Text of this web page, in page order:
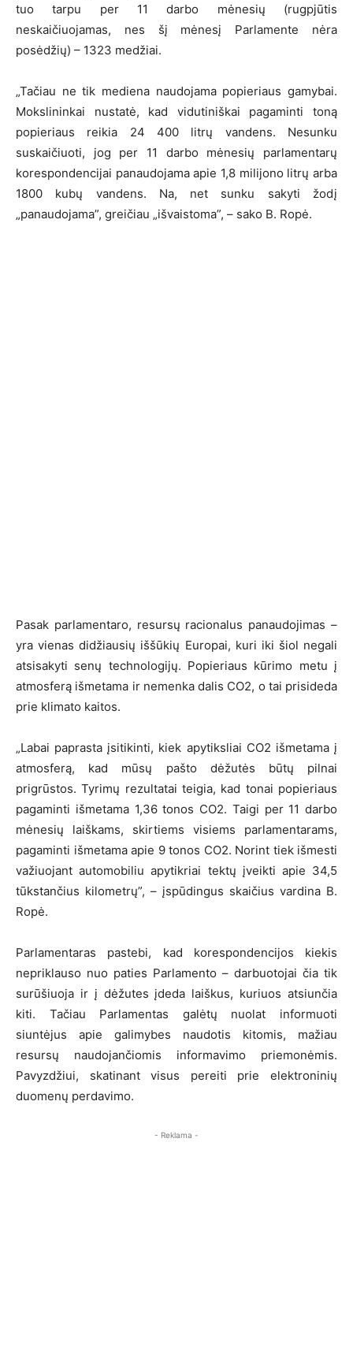
tuo tarpu per 11 darbo mėnesių (rugpjūtis
neskaičiuojamas, nes šį mėnesį Parlamente nėra
posėdžių) – 1323 medžiai.
„Tačiau ne tik mediena naudojama popieriaus gamybai.
Mokslininkai nustatė, kad vidutiniškai pagaminti toną
popieriaus reikia 24 400 litrų vandens. Nesunku
suskaičiuoti, jog per 11 darbo mėnesių parlamentarų
korespondencijai panaudojama apie 1,8 milijono litrų arba
1800 kubų vandens. Na, net sunku sakyti žodį
„panaudojama”, greičiau „išvaistoma”, – sako B. Ropė.
Pasak parlamentaro, resursų racionalus panaudojimas –
yra vienas didžiausių iššūkių Europai, kuri iki šiol negali
atsisakyti senų technologijų. Popieriaus kūrimo metu į
atmosferą išmetama ir nemenka dalis CO2, o tai prisideda
prie klimato kaitos.
„Labai paprasta įsitikinti, kiek apytiksliai CO2 išmetama į
atmosferą, kad mūsų pašto dėžutės būtų pilnai
prigrūstos. Tyrimų rezultatai teigia, kad tonai popieriaus
pagaminti išmetama 1,36 tonos CO2. Taigi per 11 darbo
mėnesių laiškams, skirtiems visiems parlamentarams,
pagaminti išmetama apie 9 tonos CO2. Norint tiek išmesti
važiuojant automobiliu apytikriai tektų įveikti apie 34,5
tūkstančius kilometrų”, – įspūdingus skaičius vardina B.
Ropė.
Parlamentaras pastebi, kad korespondencijos kiekis
nepriklauso nuo paties Parlamento – darbuotojai čia tik
surūšiuoja ir į dėžutes įdeda laiškus, kuriuos atsiunčia
kiti. Tačiau Parlamentas galėtų nuolat informuoti
siuntėjus apie galimybes naudotis kitomis, mažiau
resursų naudojančiomis informavimo priemonėmis.
Pavyzdžiui, skatinant visus pereiti prie elektroninių
duomenų perdavimo.
- Reklama -